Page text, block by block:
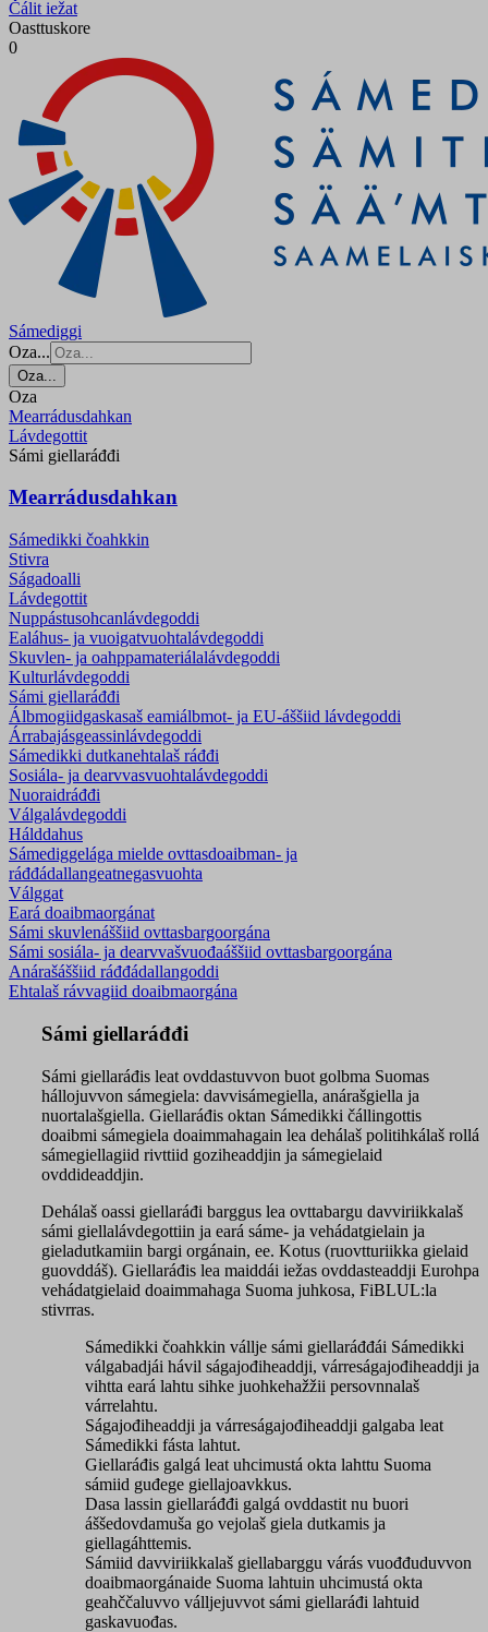
Čálit iežat
Oasttuskore
0
Sámediggi
Oza...
Oza...
Oza
Mearrádusdahkan
Lávdegottit
Sámi giellaráđđi
Mearrádusdahkan
Sámedikki čoahkkin
Stivra
Ságadoalli
Lávdegottit
Nuppástusohcanlávdegoddi
Ealáhus- ja vuoigatvuohtalávdegoddi
Skuvlen- ja oahppamateriála­lávdegoddi
Kulturlávdegoddi
Sámi giellaráđđi
Álbmogiidgaskasaš eamiálbmot- ja EU-áššiid lávdegoddi
Árrabajásgeassinlávdegoddi
Sámedikki dutkanehtalaš ráđđi
Sosiála- ja dearvvasvuohta­lávdegoddi
Nuoraidráđđi
Válgalávdegoddi
Hálddahus
Sámediggelága mielde ovttasdoaibman- ja
ráđđádallangeatnegasvuohta
Válggat
Eará doaibmaorgánat
Sámi skuvlenáššiid ovttasbargoorgána
Sámi sosiála- ja dearvvašvuođaáššiid ovttasbargoorgána
Anárašáššiid ráđđádallangoddi
Ehtalaš rávvagiid doaibmaorgána
Sámi giellaráđđi
Sámi giellaráđis leat ovddastuvvon buot golbma Suomas
hállojuvvon sámegiela: davvisámegiella, anárašgiella ja
nuortalašgiella. Giellaráđis oktan Sámedikki čállingottis
doaibmi sámegiela doaimmahagain lea dehálaš politihkálaš rollá
sámegiellagiid rivttiid goziheaddjin ja sámegielaid
ovddideaddjin.
Dehálaš oassi giellaráđi barggus lea ovttabargu davviriikkalaš
sámi giellalávdegottiin ja eará sáme- ja vehádatgielain ja
gieladutkamiin bargi orgánain, ee. Kotus (ruovtturiikka gielaid
guovddáš). Giellaráđis lea maiddái iežas ovddasteaddji Eurohpa
vehádatgielaid doaimmahaga Suoma juhkosa, FiBLUL:la
stivrras.
Sámedikki čoahkkin vállje sámi giellaráđđái Sámedikki
válgabadjái hávil ságajođiheaddji, várreságajođiheaddji ja
vihtta eará lahtu sihke juohkehažžii persovnnalaš
várrelahtu.
Ságajođiheaddji ja várreságajođiheaddji galgaba leat
Sámedikki fásta lahtut.
Giellaráđis galgá leat uhcimustá okta lahttu Suoma
sámiid guđege giellajoavkkus.
Dasa lassin giellaráđđi galgá ovddastit nu buori
áššedovdamuša go vejolaš giela dutkamis ja
giellagáhttemis.
Sámiid davviriikkalaš giellabarggu várás vuođđuduvvon
doaibmaorgánaide Suoma lahtuin uhcimustá okta
geahččaluvvo válljejuvvot sámi giellaráđi lahtuid
gaskavuođas.